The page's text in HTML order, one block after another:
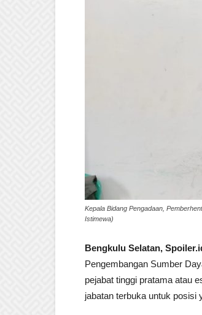
Kepala Bidang Pengadaan,
Istimewa)
Bengkulu Selatan,
Pengembangan Sumber
pejabat tinggi pratama atau
jabatan terbuka untuk posisi